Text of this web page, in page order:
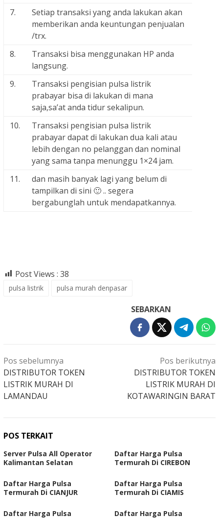
7.
Setiap transaksi yang anda lakukan akan
memberikan anda keuntungan penjualan
/trx.
8.
Transaksi bisa menggunakan HP anda
langsung.
9.
Transaksi pengisian pulsa listrik
prabayar bisa di lakukan di mana
saja,sa’at anda tidur sekalipun.
10.
Transaksi pengisian pulsa listrik
prabayar dapat di lakukan dua kali atau
lebih dengan no pelanggan dan nominal
yang sama tanpa menunggu 1×24 jam.
11.
dan masih banyak lagi yang belum di
tampilkan di sini 🙂 .. segera
bergabunglah untuk mendapatkannya.
Post Views : 38
pulsa listrik pulsa murah denpasar
SEBARKAN
Navigasi
pos
Pos sebelumnya
DISTRIBUTOR TOKEN
LISTRIK MURAH DI
LAMANDAU
Pos berikutnya
DISTRIBUTOR TOKEN
LISTRIK MURAH DI
KOTAWARINGIN BARAT
POS TERKAIT
Server Pulsa All Operator
Kalimantan Selatan
Daftar Harga Pulsa
Termurah Di CIREBON
Daftar Harga Pulsa
Termurah Di CIANJUR
Daftar Harga Pulsa
Termurah Di CIAMIS
Daftar Harga Pulsa
Daftar Harga Pulsa